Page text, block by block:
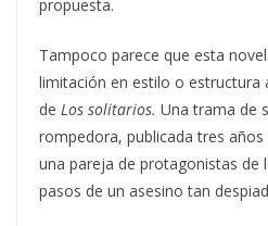
propuesta.
Tampoco parece que esta
limitación en estilo o estructura
de Los solitarios. Una trama de
rompedora, publicada tres
una pareja de protagonistas de
pasos de un asesino tan